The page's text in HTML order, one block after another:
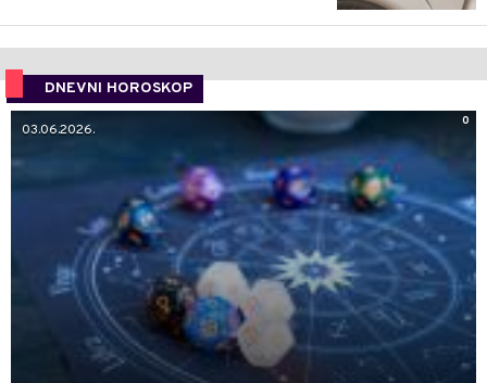
DNEVNI HOROSKOP
0
03.06.2026.